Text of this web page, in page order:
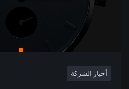
أخبار الشركة